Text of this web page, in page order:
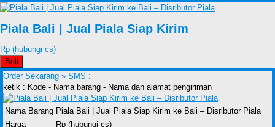
Piala Bali | Jual Piala Siap Kirim
Rp (hubungi cs)
Beli
Order Sekarang » SMS :
ketik : Kode - Nama barang - Nama dan alamat pengiriman
Nama Barang Piala Bali | Jual Piala Siap Kirim ke Bali – Disributor Piala
Harga
Rp (hubungi cs)